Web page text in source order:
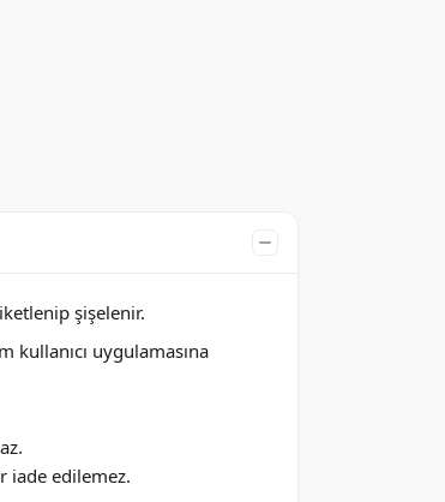
şişelenir.
kullanıcı uygulamasına
iade edilemez.